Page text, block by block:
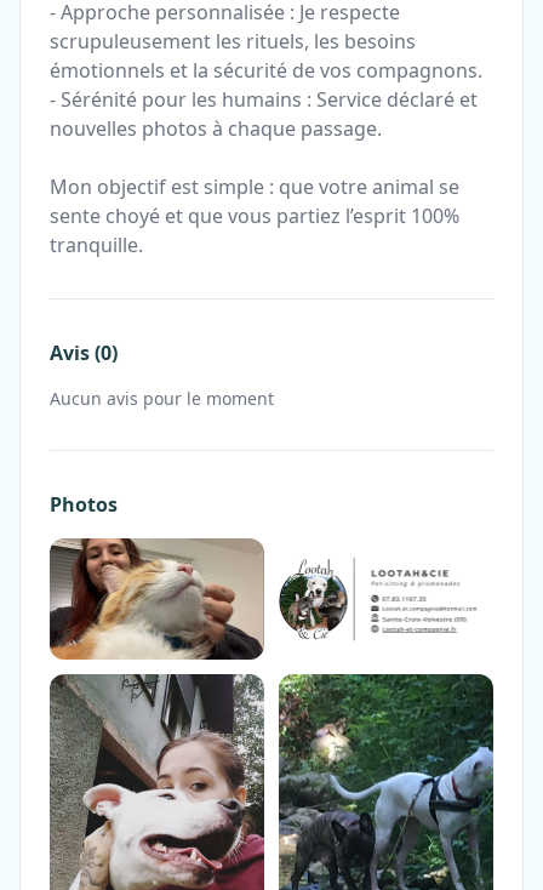
- Approche personnalisée : Je respecte
scrupuleusement les rituels, les besoins
émotionnels et la sécurité de vos compagnons.
- Sérénité pour les humains : Service déclaré et
nouvelles photos à chaque passage.
Mon objectif est simple : que votre animal se
sente choyé et que vous partiez l’esprit 100%
tranquille.
Avis (0)
Aucun avis pour le moment
Photos